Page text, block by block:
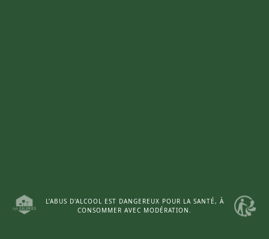
L’ABUS D'ALCOOL EST DANGEREUX POUR LA SANTÉ, À
CONSOMMER AVEC MODÉRATION.